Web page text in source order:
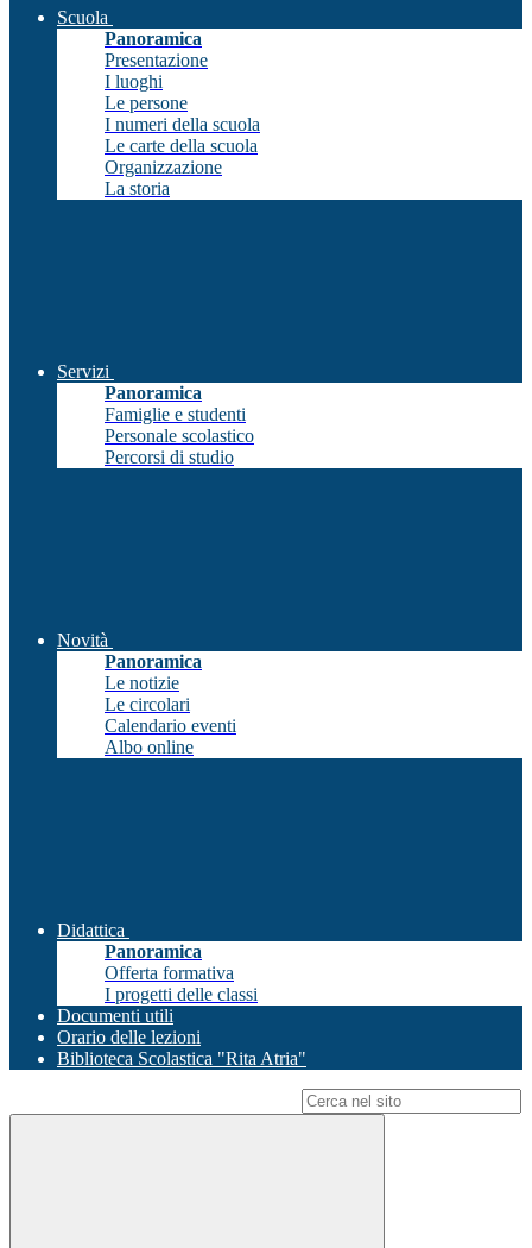
Scuola
Panoramica
Presentazione
I luoghi
Le persone
I numeri della scuola
Le carte della scuola
Organizzazione
La storia
Servizi
Panoramica
Famiglie e studenti
Personale scolastico
Percorsi di studio
Novità
Panoramica
Le notizie
Le circolari
Calendario eventi
Albo online
Didattica
Panoramica
Offerta formativa
I progetti delle classi
Documenti utili
Orario delle lezioni
Biblioteca Scolastica "Rita Atria"